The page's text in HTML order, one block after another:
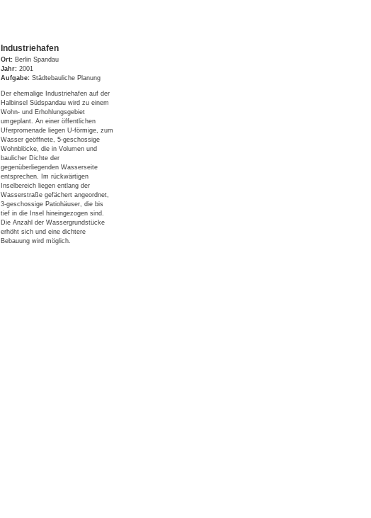
Industriehafen
Ort: Berlin Spandau
Jahr: 2001
Aufgabe: Städtebauliche Planung
Der ehemalige Industriehafen auf der
Halbinsel Südspandau wird zu einem
Wohn- und Erhohlungsgebiet
umgeplant. An einer öffentlichen
Uferpromenade liegen U-förmige, zum
Wasser geöffnete, 5-geschossige
Wohnblöcke, die in Volumen und
baulicher Dichte der
gegenüberliegenden Wasserseite
entsprechen. Im rückwärtigen
Inselbereich liegen entlang der
Wasserstraße gefächert angeordnet,
3-geschossige Patiohäuser, die bis
tief in die Insel hineingezogen sind.
Die Anzahl der Wassergrundstücke
erhöht sich und eine dichtere
Bebauung wird möglich.